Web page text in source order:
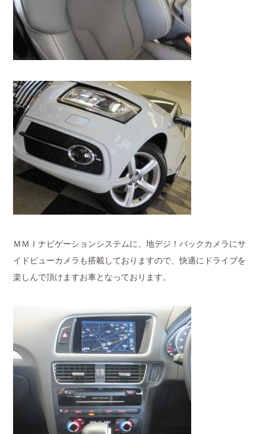
ＭＭＩナビゲーションシステムに、地デジ！バックカメラにサ
イドビューカメラも搭載しておりますので、快適にドライブを
楽しんで頂けますお車となっております。